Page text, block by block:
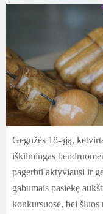
Gegužės 18-ąją,
iškilmingas
pagerbti aktyviausi ir
gabumais pasiekę
konkursuose, bei